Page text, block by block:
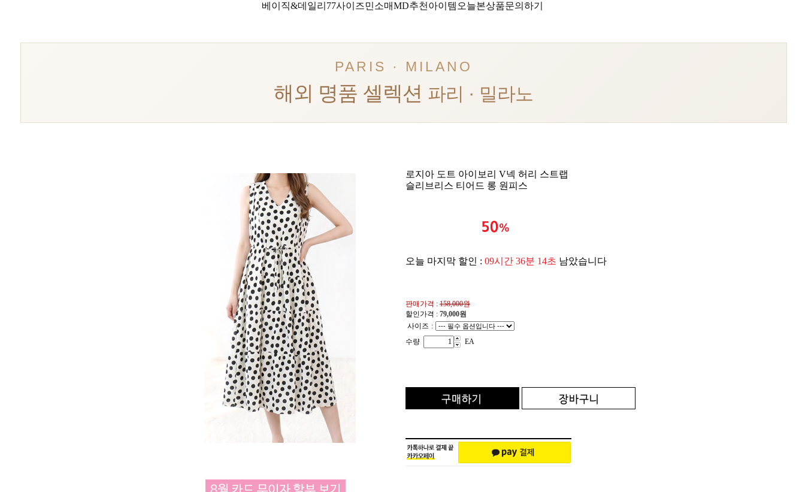
베이직&데일리 77사이즈민소매MD추천아이템 오늘본상품문의하기
PARIS · MILANO
해외 명품 셀렉션 파리 · 밀라노
로지아 도트 아이보리 V넥 허리 스트랩
슬리브리스 티어드 롱 원피스
오늘 마지막 할인 : 09시간 36분 12초 남았습니다
판매가격 : 158,000원
할인가격 : 79,000원
사이즈 :
수량
EA